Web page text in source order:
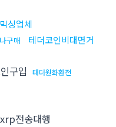
싱업체
구매
테더코인비대면거
구입 태더원화환전
xrp전송대행